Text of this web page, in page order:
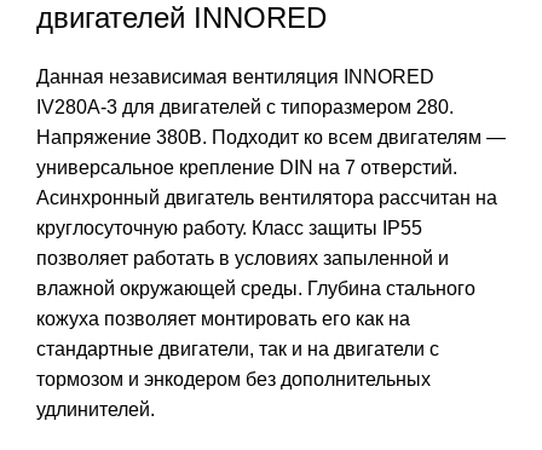
двигателей INNORED
Данная независимая вентиляция INNORED
IV280A-3 для двигателей с типоразмером 280.
Напряжение 380В. Подходит ко всем двигателям —
универсальное крепление DIN на 7 отверстий.
Асинхронный двигатель вентилятора рассчитан на
круглосуточную работу. Класс защиты IP55
позволяет работать в условиях запыленной и
влажной окружающей среды. Глубина стального
кожуха позволяет монтировать его как на
стандартные двигатели, так и на двигатели с
тормозом и энкодером без дополнительных
удлинителей.